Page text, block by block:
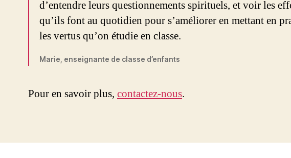
d’entendre leurs questionnements spirituels, et voir les
qu’ils font au quotidien pour s’améliorer en mettant en
les vertus qu’on étudie en classe.
Marie, enseignante de classe d’enfants
Pour en savoir plus, contactez-nous.